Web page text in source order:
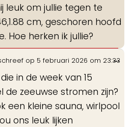
leuk om jullie tegen te
cm, geschoren hoofd
Hoe herken ik jullie?
op 5 februari 2026 om 23:33
in de week van 15
zeeuwse stromen zijn?
een kleine sauna, wirlpool
ons leuk lijken
...